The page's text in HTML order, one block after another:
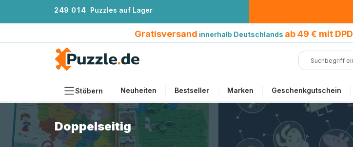
249 01 4 Puzzles auf Lager
Gratisversand innerhalb Deutschlands ab 49 € mit DPD
Stöbern Neuheiten Bestseller Marken Geschenkgutschein
Motiv
Teileanzahl
Doppelseitig